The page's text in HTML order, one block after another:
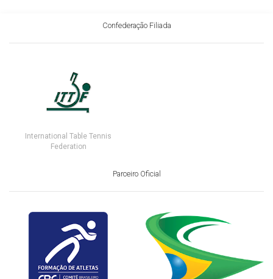
Confederação Filiada
International Table Tennis
Federation
Parceiro Oficial